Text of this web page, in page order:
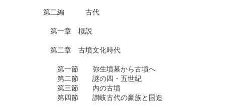
第二編　　　古代
第一章　概説
第二章　古墳文化時代
第一節　　弥生墳墓から古墳へ
第二節　　謎の四・五世紀
第三節　　内の古墳
第四節　　讃岐古代の豪族と国造